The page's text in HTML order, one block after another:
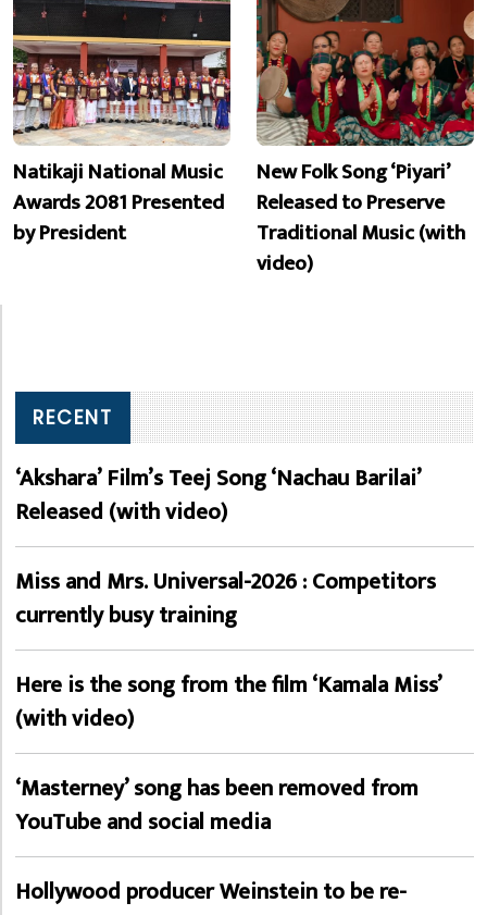
Natikaji National Music
Awards 2081 Presented
by President
New Folk Song ‘Piyari’
Released to Preserve
Traditional Music (with
video)
RECENT
‘Akshara’ Film’s Teej Song ‘Nachau Barilai’
Released (with video)
Miss and Mrs. Universal-2026 : Competitors
currently busy training
Here is the song from the film ‘Kamala Miss’
(with video)
‘Masterney’ song has been removed from
YouTube and social media
Hollywood producer Weinstein to be re-